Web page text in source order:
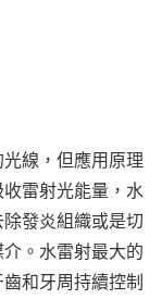
線，但應用原理
雷射光能量，水
發炎組織或是切
。水雷射最大的
和牙周持續控制